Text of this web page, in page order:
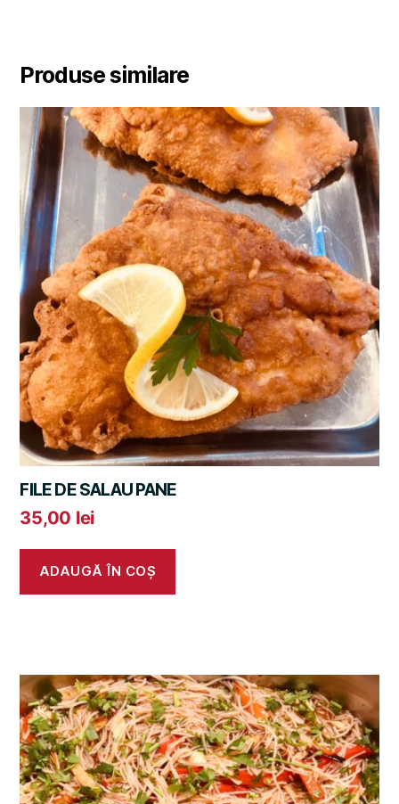
Produse similare
FILE DE SALAU PANE
35,00 lei
ADAUGĂ ÎN COȘ